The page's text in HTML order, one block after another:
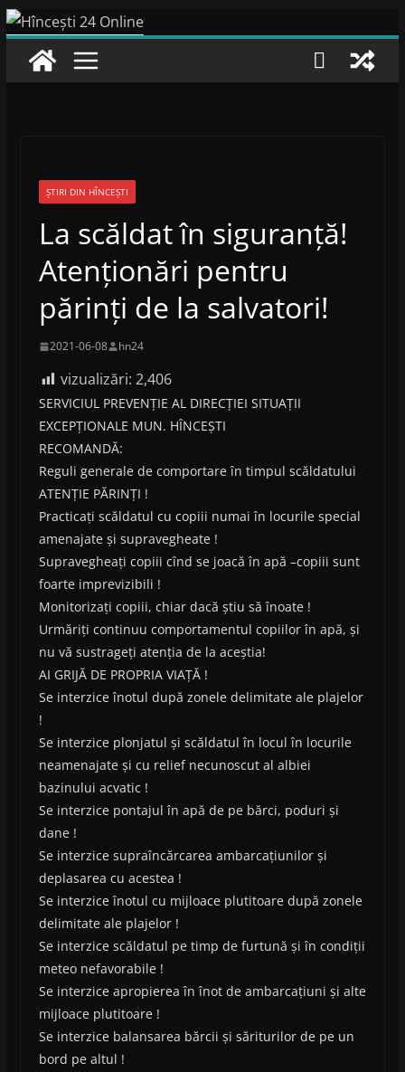
Skip
content
ȘTIRI DIN HÎNCEȘTI
La scăldat în siguranță!
Atenționări pentru
părinți de la salvatori!
2021-06-08 hn24
vizualizări: 2,406
SERVICIUL PREVENȚIE AL DIRECȚIEI SITUAȚII
EXCEPȚIONALE MUN. HÎNCEȘTI
RECOMANDĂ:
Reguli generale de comportare în timpul scăldatului
ATENȚIE PĂRINȚI !
Practicați scăldatul cu copiii numai în locurile special
amenajate și supravegheate !
Supravegheați copiii cînd se joacă în apă –copiii sunt
foarte imprevizibili !
Monitorizați copiii, chiar dacă știu să înoate !
Urmăriți continuu comportamentul copiilor în apă, și
nu vă sustrageți atenția de la aceștia!
AI GRIJĂ DE PROPRIA VIAȚĂ !
Se interzice înotul după zonele delimitate ale plajelor
!
Se interzice plonjatul și scăldatul în locul în locurile
neamenajate și cu relief necunoscut al albiei
bazinului acvatic !
Se interzice pontajul în apă de pe bărci, poduri și
dane !
Se interzice supraîncărcarea ambarcațiunilor și
deplasarea cu acestea !
Se interzice înotul cu mijloace plutitoare după zonele
delimitate ale plajelor !
Se interzice scăldatul pe timp de furtună și în condiții
meteo nefavorabile !
Se interzice apropierea în înot de ambarcațiuni și alte
mijloace plutitoare !
Se interzice balansarea bărcii și săriturilor de pe un
bord pe altul !